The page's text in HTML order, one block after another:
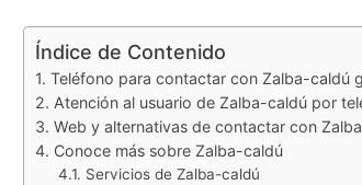
Índice de Contenido
Teléfono para contactar con Zalba-caldú
Atención al usuario de Zalba-caldú por
Web y alternativas de contactar con
Conoce más sobre Zalba-caldú
Servicios de Zalba-caldú